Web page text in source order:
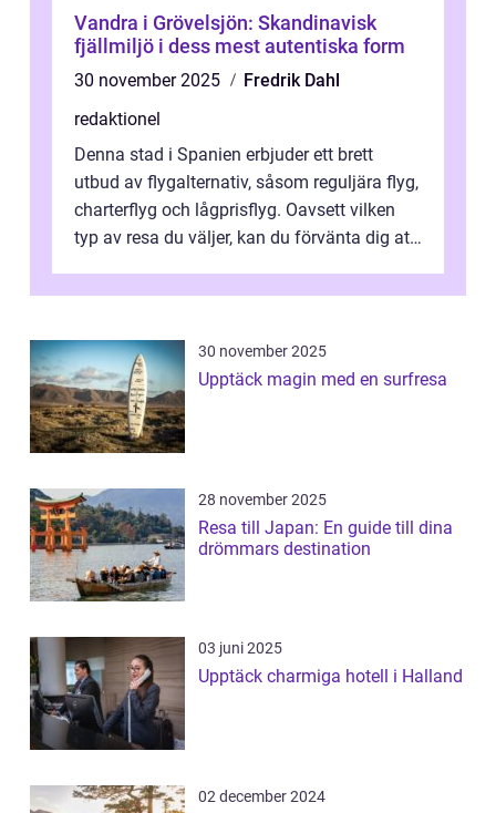
Vandra i Grövelsjön: Skandinavisk
fjällmiljö i dess mest autentiska form
30 november 2025
Fredrik Dahl
redaktionel
Denna stad i Spanien erbjuder ett brett
utbud av flygalternativ, såsom reguljära flyg,
charterflyg och lågprisflyg. Oavsett vilken
typ av resa du väljer, kan du förvänta dig att
30 november 2025
Upptäck magin med en surfresa
28 november 2025
Resa till Japan: En guide till dina
drömmars destination
03 juni 2025
Upptäck charmiga hotell i Halland
02 december 2024